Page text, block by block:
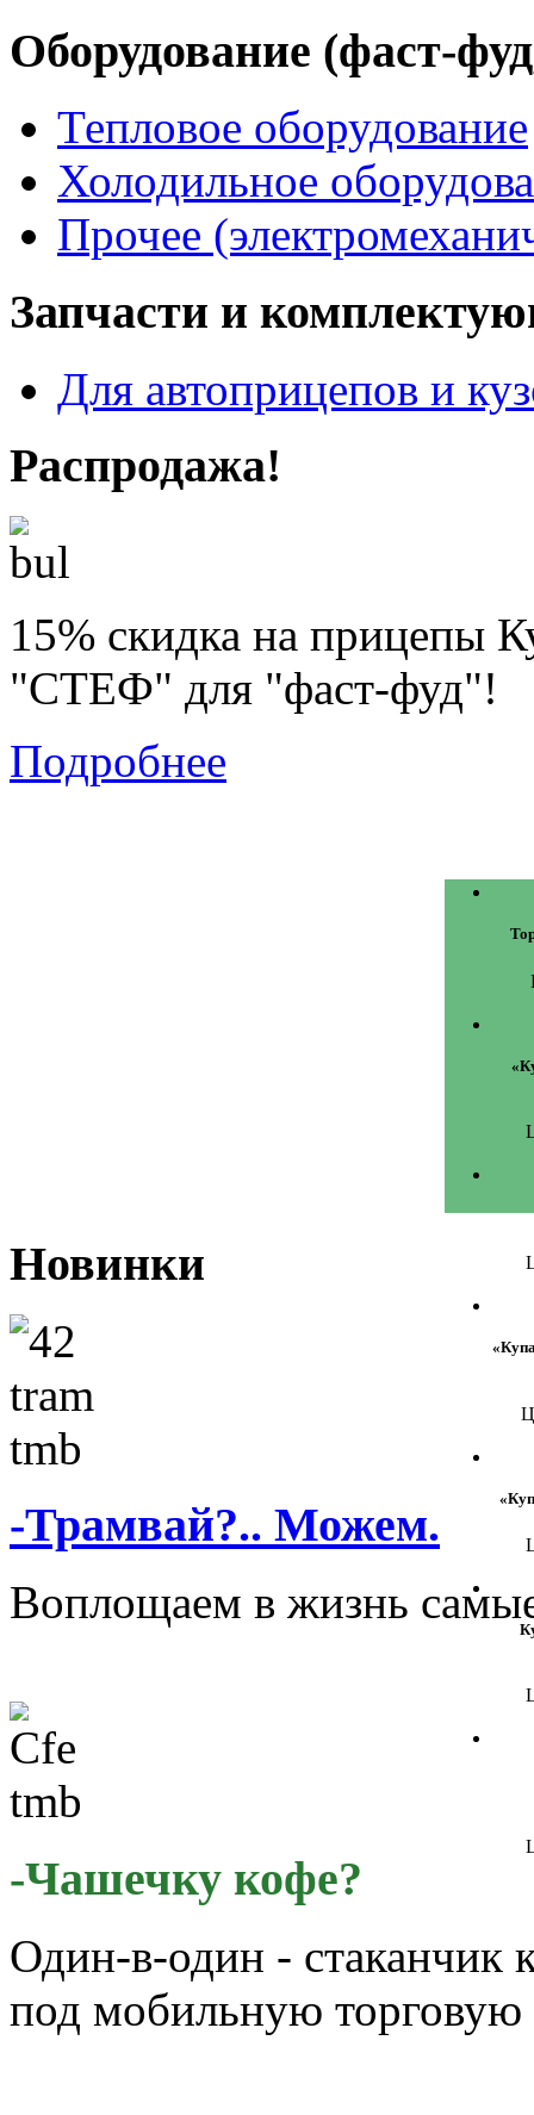
Оборудование (фаст-
Тепловое оборудование
Холодильное
Прочее
Запчасти и
Для автоприцепов и
Распродажа!
15% скидка на прицепы
"СТЕФ" для "фаст-фуд"!
Подробнее
Новинки
-Трамвай?.. Можем.
Воплощаем в жизнь
-Чашечку кофе?
Один-в-один - стаканчик
под мобильную торговую